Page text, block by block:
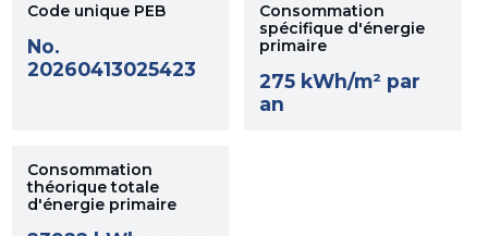
Code unique PEB
No.
20260413025423
Consommation
spécifique d'énergie
primaire
275 kWh/m² par
an
Consommation
théorique totale
d'énergie primaire